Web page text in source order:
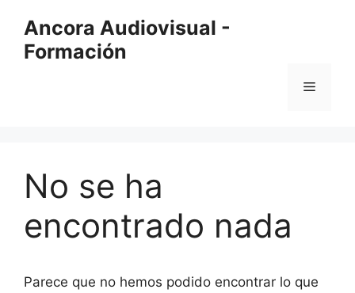
contenido
Ancora Audiovisual -
Formación
Menú
No se ha
encontrado nada
Parece que no hemos podido encontrar lo que